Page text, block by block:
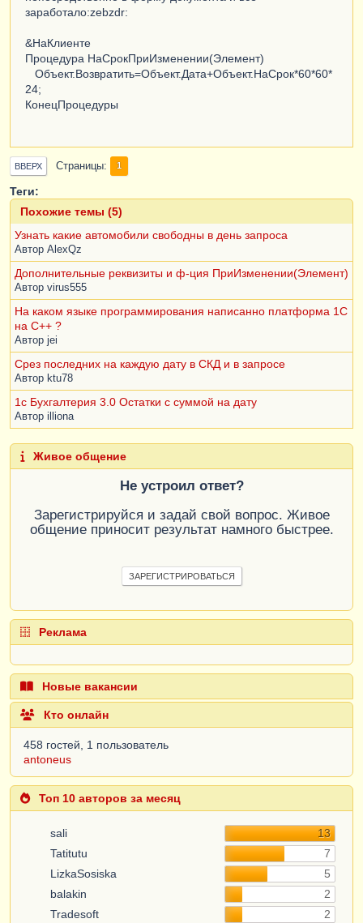
заработало:zebzdr:
&НаКлиенте
Процедура НаСрокПриИзменении(Элемент)
Объект.Возвратить=Объект.Дата+Объект.НаСрок*60*60*
24;
КонецПроцедуры
ВВЕРХ Страницы 1
Теги:
Похожие темы (5)
Узнать какие автомобили свободны в день запроса
Автор AlexQz
Дополнительные реквизиты и ф-ция ПриИзменении(Элемент)
Автор virus555
На каком языке программирования написанно платформа 1С
на С++ ?
Автор jei
Срез последних на каждую дату в СКД и в запросе
Автор ktu78
1c Бухгалтерия 3.0 Остатки с суммой на дату
Автор illiona
Живое общение
Не устроил ответ?
Зарегистрируйся и задай свой вопрос. Живое
общение приносит результат намного быстрее.
ЗАРЕГИСТРИРОВАТЬСЯ
Реклама
Новые вакансии
Кто онлайн
458 гостей, 1 пользователь
antoneus
Топ 10 авторов за месяц
sali
13
Tatitutu
7
LizkaSosiska
5
balakin
2
Tradesoft
2